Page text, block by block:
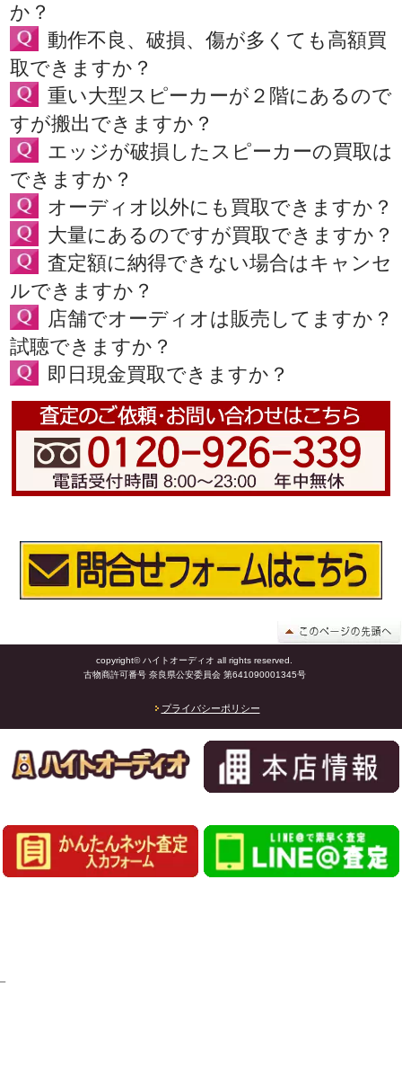
か？
動作不良、破損、傷が多くても高額買
取できますか？
重い大型スピーカーが２階にあるので
すが搬出できますか？
エッジが破損したスピーカーの買取は
できますか？
オーディオ以外にも買取できますか？
大量にあるのですが買取できますか？
査定額に納得できない場合はキャンセ
ルできますか？
店舗でオーディオは販売してますか？
試聴できますか？
即日現金買取できますか？
copyright© ハイトオーディオ all rights reserved.
古物商許可番号 奈良県公安委員会 第641090001345号
プライバシーポリシー